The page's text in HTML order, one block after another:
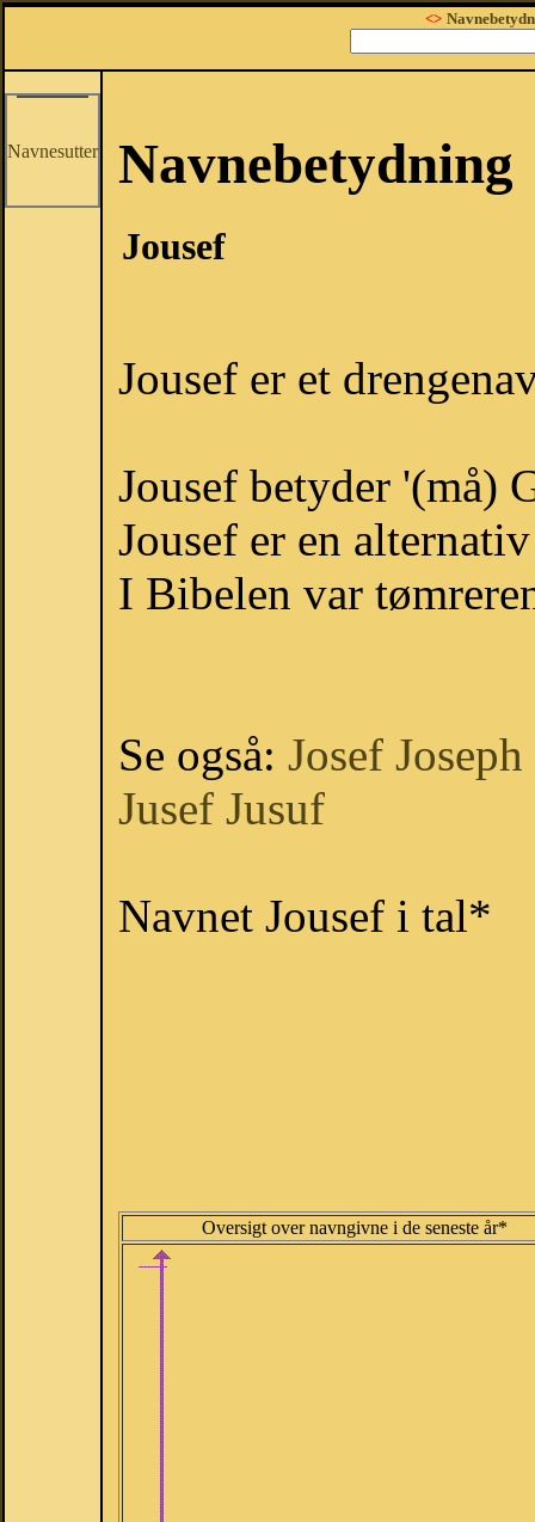
<>
Navnesutter Navnebetydning
Jousef
Jousef er et
Jousef betyder '(må)
Jousef er en
I Bibelen var
Se også: Josef Joseph
Jusef Jusuf
Navnet Jousef i tal*
Oversigt over navngivne i de seneste år*